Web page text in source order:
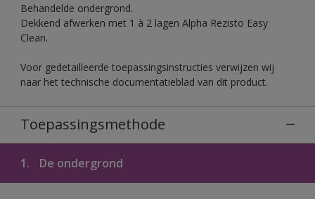
Behandelde ondergrond.
Dekkend afwerken met 1 à 2 lagen Alpha Rezisto Easy
Clean.
Voor gedetailleerde toepassingsinstructies verwijzen wij
naar het technische documentatieblad van dit product.
Toepassingsmethode
1. De ondergrond